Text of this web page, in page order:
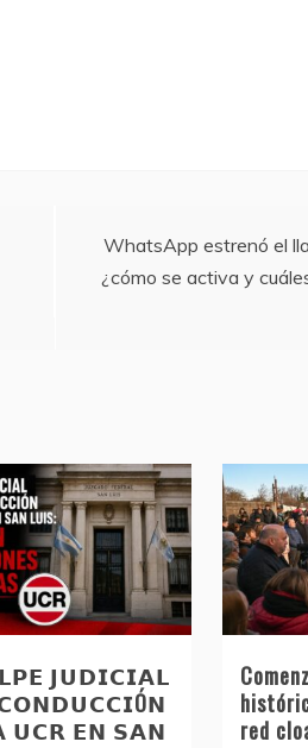
WhatsApp estrenó el
¿cómo se activa y
𝗝𝗨𝗗𝗜𝗖𝗜𝗔𝗟
𝗨𝗖𝗥 𝗘𝗡 𝗦𝗔𝗡
red